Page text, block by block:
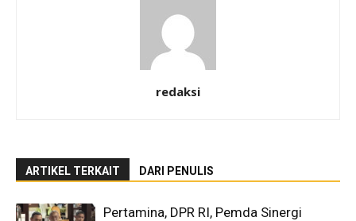
redaksi
ARTIKEL TERKAIT DARI PENULIS
Pertamina, DPR RI, Pemda Sinergi